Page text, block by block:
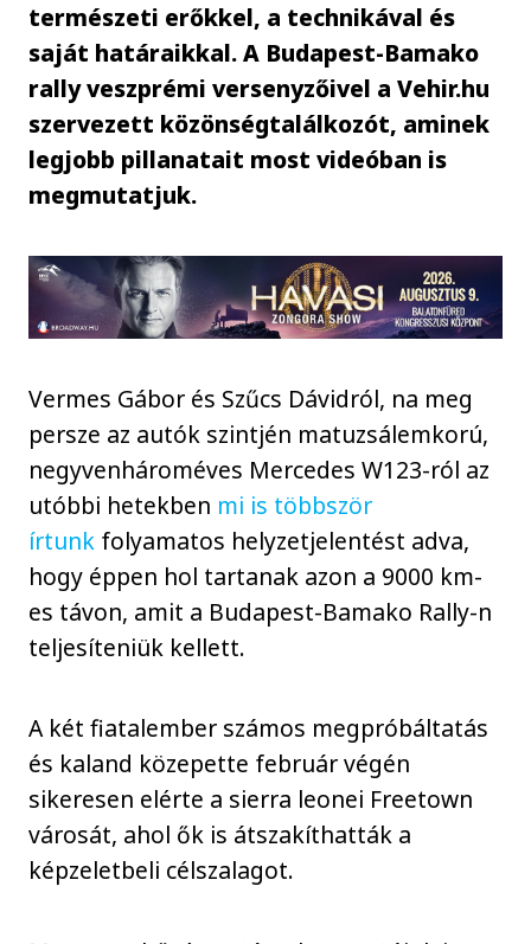
természeti erőkkel, a technikával és
saját határaikkal. A Budapest-Bamako
rally veszprémi versenyzőivel a Vehir.hu
szervezett közönségtalálkozót, aminek
legjobb pillanatait most videóban is
megmutatjuk.
Vermes Gábor és Szűcs Dávidról, na meg
persze az autók szintjén matuzsálemkorú,
negyvenhároméves Mercedes W123-ról az
utóbbi hetekben mi is többször
írtunk folyamatos helyzetjelentést adva,
hogy éppen hol tartanak azon a 9000 km-
es távon, amit a Budapest-Bamako Rally-n
teljesíteniük kellett.
A két fiatalember számos megpróbáltatás
és kaland közepette február végén
sikeresen elérte a sierra leonei Freetown
városát, ahol ők is átszakíthatták a
képzeletbeli célszalagot.